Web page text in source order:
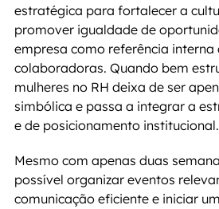
estratégica para fortalecer a
promover igualdade de
empresa como referência interna
colaboradoras. Quando bem
mulheres no RH deixa de ser
simbólica e passa a integrar a
e de posicionamento institucional.
Mesmo com apenas duas
possível organizar eventos
comunicação eficiente e iniciar